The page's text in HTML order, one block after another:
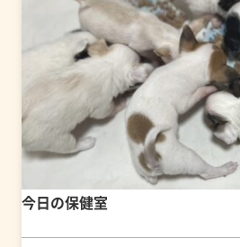
今日の保健室